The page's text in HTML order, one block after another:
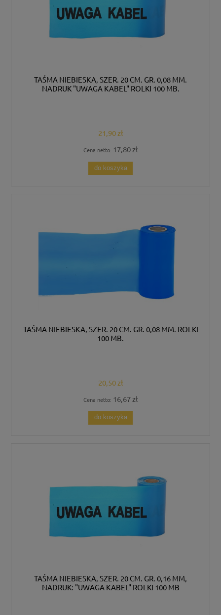
TAŚMA NIEBIESKA, SZER. 20 CM. GR. 0,08 MM.
NADRUK "UWAGA KABEL" ROLKI 100 MB.
21,90 zł
Cena netto: 17,80 zł
do koszyka
TAŚMA NIEBIESKA, SZER. 20 CM. GR. 0,08 MM. ROLKI
100 MB.
20,50 zł
Cena netto: 16,67 zł
do koszyka
TAŚMA NIEBIESKA, SZER. 20 CM. GR. 0,16 MM,
NADRUK: "UWAGA KABEL" ROLKI 100 MB